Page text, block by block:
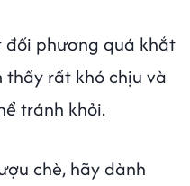
đối phương quá khắt
rất khó chịu và
tránh khỏi.
chè, hãy dành